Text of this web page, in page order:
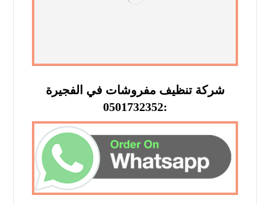
شركة تنظيف مفروشات في الفجيرة
:0501732352